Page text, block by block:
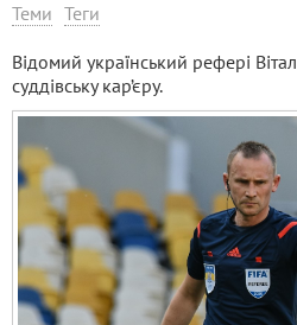
Теми Теги
Відомий український рефері
суддівську кар’єру.